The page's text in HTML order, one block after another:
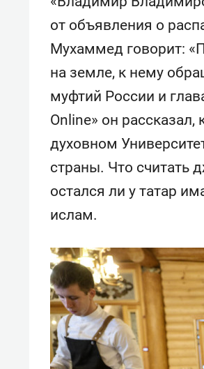
от объявления о
Мухаммед говорит:
на земле, к нему
муфтий России и
Online» он
духовном
страны. Что считать
остался ли у татар
ислам.
Падел, фитнес, танцы
ниндзя-зал: как ТРЦ
стал Меккой для